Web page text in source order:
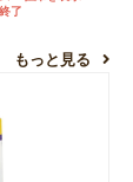
了
もっと見る